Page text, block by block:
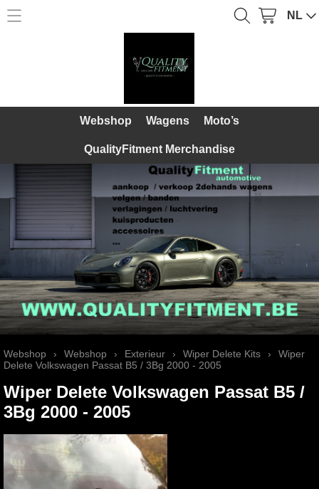
Home
QualityFitment Merchandise
Galerij
Contact
Mijn account
NL
Webshop Wagens Moto’s
QualityFitment Merchandise
Webshop › Webshop › Exterieur › Wiper Delete Kits ›
Wiper
Delete Volkswagen Passat B5 / 3Bg 2000 - 2005
Wiper Delete Volkswagen Passat B5 /
3Bg 2000 - 2005